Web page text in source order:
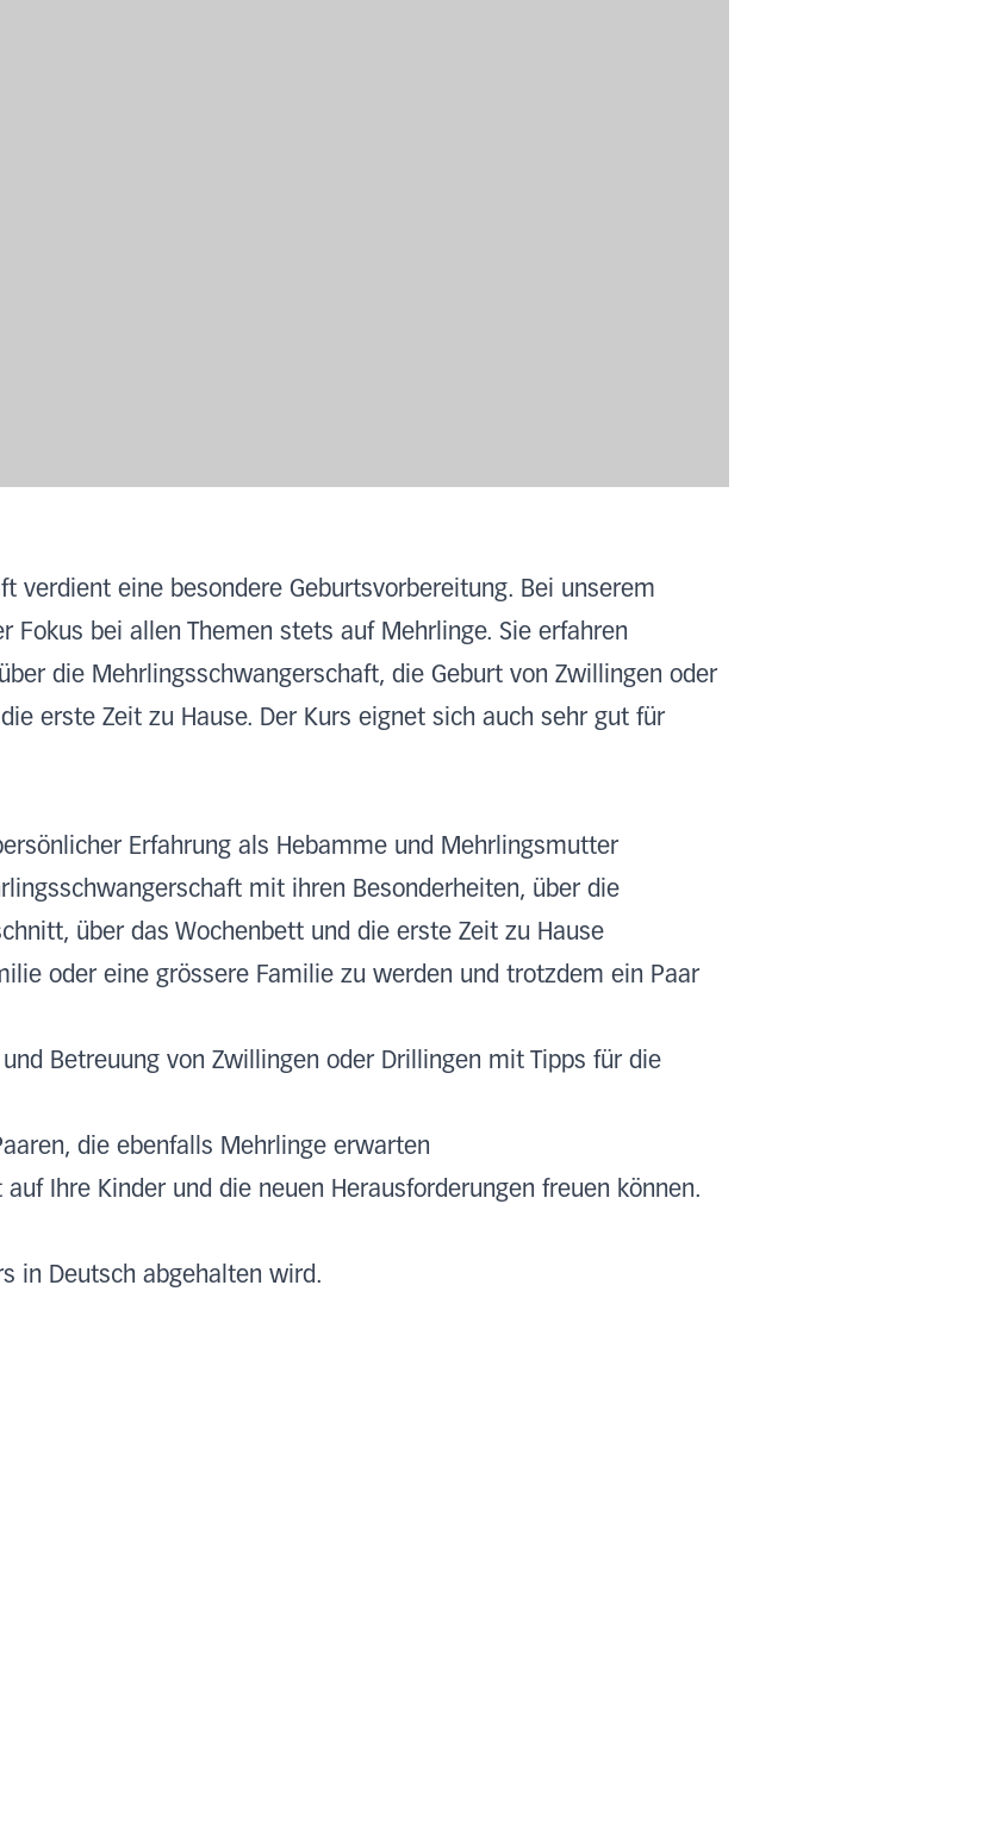
verdient eine besondere Geburtsvorbereitung. Bei unserem
Fokus bei allen Themen stets auf Mehrlinge. Sie erfahren
die Mehrlingsschwangerschaft, die Geburt von Zwillingen oder
erste Zeit zu Hause. Der Kurs eignet sich auch sehr gut für
Erfahrung als Hebamme und Mehrlingsmutter
mit ihren Besonderheiten, über die
über das Wochenbett und die erste Zeit zu Hause
oder eine grössere Familie zu werden und trotzdem ein Paar
Betreuung von Zwillingen oder Drillingen mit Tipps für die
die ebenfalls Mehrlinge erwarten
Ihre Kinder und die neuen Herausforderungen freuen können.
in Deutsch abgehalten wird.